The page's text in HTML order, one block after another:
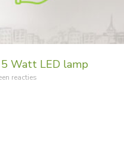
Watt LED lamp
reacties